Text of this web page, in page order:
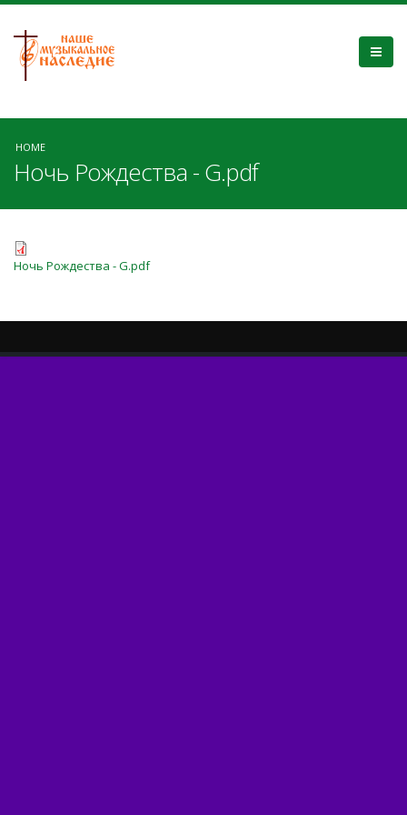
HOME
Ночь Рождества - G.pdf
Ночь Рождества - G.pdf